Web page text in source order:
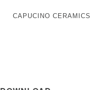
CAPUCINO CERAMICS